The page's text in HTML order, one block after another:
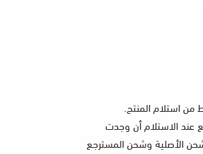
عند الاستلام أن وجدت
الأصلية وشحن المسترجع